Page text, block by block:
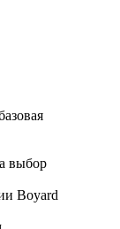
выбор
Boyard